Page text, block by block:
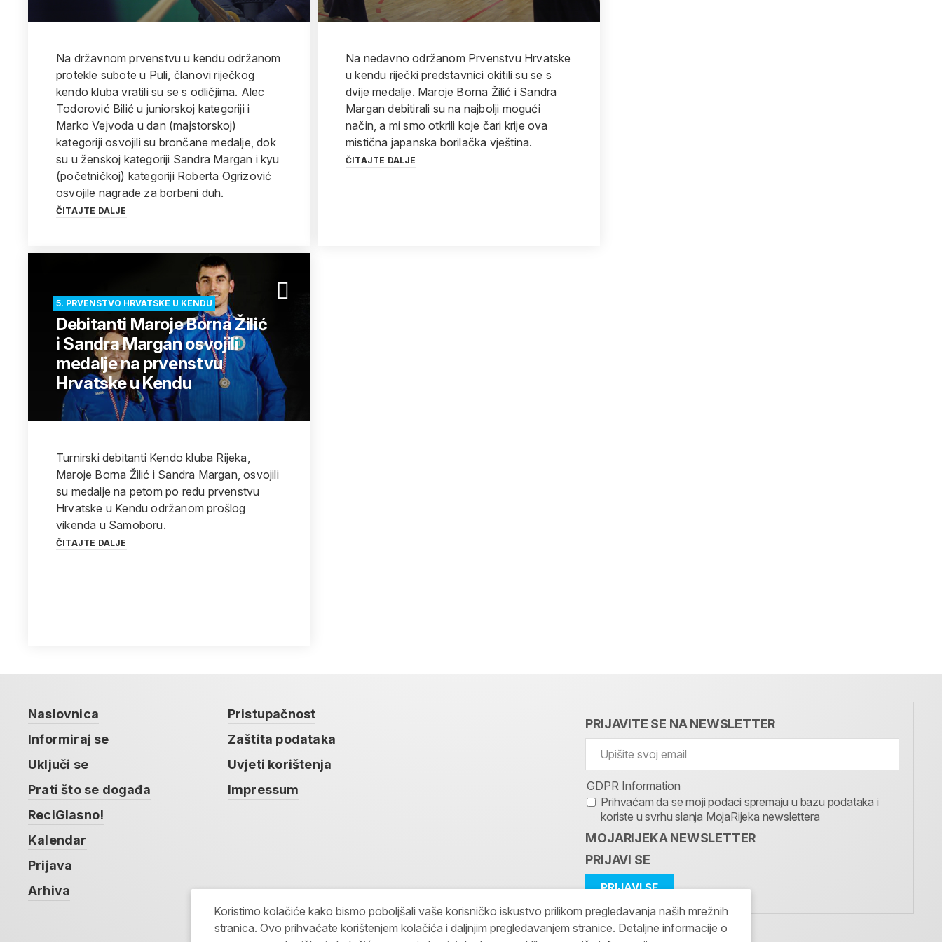
Na državnom prvenstvu u kendu održanom
protekle subote u Puli, članovi riječkog
kendo kluba vratili su se s odličjima. Alec
Todorović Bilić u juniorskoj kategoriji i
Marko Vejvoda u dan (majstorskoj)
kategoriji osvojili su brončane medalje, dok
su u ženskoj kategoriji Sandra Margan i kyu
(početničkoj) kategoriji Roberta Ogrizović
osvojile nagrade za borbeni duh.
ČITAJTE DALJE
Na nedavno održanom Prvenstvu Hrvatske
u kendu riječki predstavnici okitili su se s
dvije medalje. Maroje Borna Žilić i Sandra
Margan debitirali su na najbolji mogući
način, a mi smo otkrili koje čari krije ova
mistična japanska borilačka vještina.
ČITAJTE DALJE
5. PRVENSTVO HRVATSKE U KENDU
Debitanti Maroje Borna Žilić
i Sandra Margan osvojili
medalje na prvenstvu
Hrvatske u Kendu
Turnirski debitanti Kendo kluba Rijeka,
Maroje Borna Žilić i Sandra Margan, osvojili
su medalje na petom po redu prvenstvu
Hrvatske u Kendu održanom prošlog
vikenda u Samoboru.
ČITAJTE DALJE
Naslovnica
Informiraj se
Uključi se
Prati što se događa
ReciGlasno!
Kalendar
Prijava
Arhiva
Pristupačnost
Zaštita podataka
Uvjeti korištenja
Impressum
PRIJAVITE SE NA NEWSLETTER
GDPR Information
Prihvaćam da se moji podaci spremaju u bazu podataka i
koriste u svrhu slanja MojaRijeka newslettera
MOJARIJEKA NEWSLETTER
PRIJAVI SE
Koristimo kolačiće kako bismo poboljšali vaše korisničko iskustvo prilikom pregledavanja naših mrežnih
stranica. Ovo prihvaćate korištenjem kolačića i daljnjim pregledavanjem stranice. Detaljne informacije o